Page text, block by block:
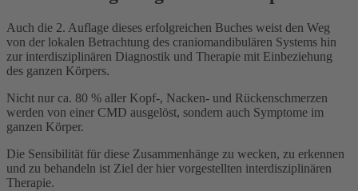
Auch die 2. Auflage dieses erfolgrei­chen Buches weist den Weg
von der lo­kalen Betrachtung des craniomandibu­lären Systems hin
zur interdisziplinä­ren Diagnostik und Therapie mit Einbe­ziehung
des ganzen Körpers.
Nicht nur ca. 80 % aller Kopf-, Nacken- und Rückenschmerzen
werden von einer CMD ausgelöst, sondern auch Symptome im
ganzen Körper.
Die Sensibilität für diese Zusammen­hänge zu wecken, zu erkennen
und zu behandeln ist Ziel der hier vorgestell­ten interdisziplinären
Therapie.